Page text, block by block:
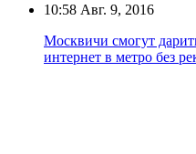
10:58 Авг. 9, 2016
Москвичи смогут
интернет в метро без